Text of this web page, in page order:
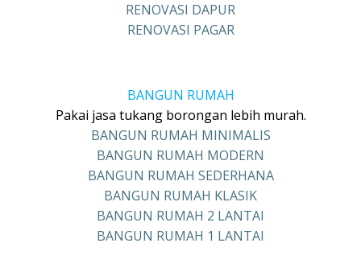
RENOVASI DAPUR
RENOVASI PAGAR
BANGUN RUMAH
Pakai jasa tukang borongan lebih murah.
BANGUN RUMAH MINIMALIS
BANGUN RUMAH MODERN
BANGUN RUMAH SEDERHANA
BANGUN RUMAH KLASIK
BANGUN RUMAH 2 LANTAI
BANGUN RUMAH 1 LANTAI